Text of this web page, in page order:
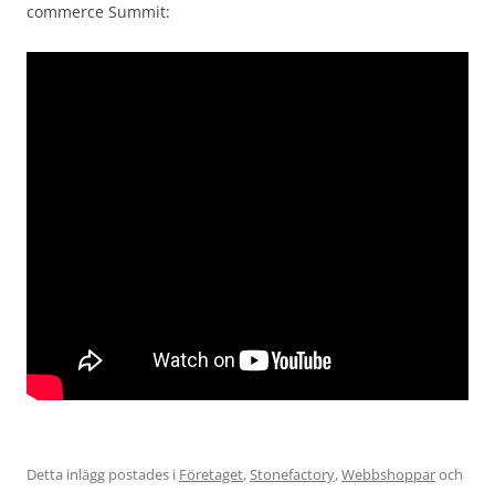
commerce Summit:
Detta inlägg postades i Företaget,Stonefactory,Webbshopparoch